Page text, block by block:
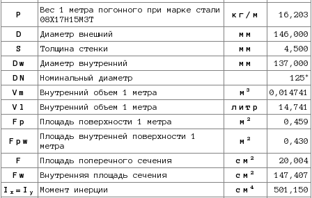
P
Вес 1 метра погонного при марке стали
08Х17Н15М3Т
кг/м 16,203
D Диаметр внешний мм
146,000
S
Толщина стенки мм
4,500
Dw
Диаметр внутренний мм
137,000
DN
Номинальный диаметр 125*
Vm Внутренний объем 1 метра м 3
0,014741
Vl
Внутренний объем 1 метра литр
14,741
Fp
Площадь поверхности 1 метра м 2 0,459
Fpw
Площадь внутренней поверхности 1
метра
м 2 0,430
F Площадь поперечного сечения см 2
20,004
Fw
Внутренняя площадь сечения см 2
147,407
I x =I y Момент инерции см 4
501,150